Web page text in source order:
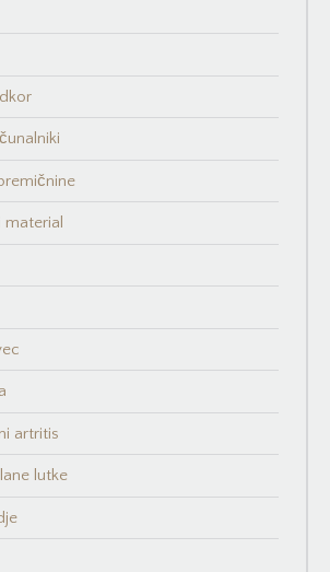
artritis
lutke